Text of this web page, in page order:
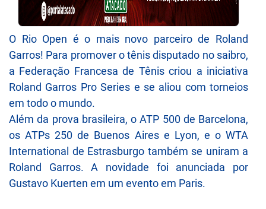
O Rio Open é o mais novo parceiro de Roland
Garros! Para promover o tênis disputado no saibro,
a Federação Francesa de Tênis criou a iniciativa
Roland Garros Pro Series e se aliou com torneios
em todo o mundo.
Além da prova brasileira, o ATP 500 de Barcelona,
os ATPs 250 de Buenos Aires e Lyon, e o WTA
International de Estrasburgo também se uniram a
Roland Garros. A novidade foi anunciada por
Gustavo Kuerten em um evento em Paris.